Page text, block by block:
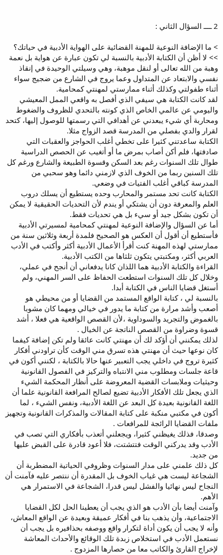
2 ــــ السؤال الثاني :
> ما الإضافة النوعية للمهنة القضائية على الهواية الأدبية في حياتك؟
>> لا أظن أن الكتابة الأدبية بالنسبة لي تكون عبارة عن هواية بل نعمة
وهبة من الله تعالى أو لنقل موهبة، وهي وسيلتي الوحيدة في إنقاذ
نفسي والابتعاد عن المتداول وعما يروج في الشارع من ضجيج سواء
أثناء طفولتي وكذلك أثناء ممارستي لمهنتي كمحامية.
لقد كانت الكتابة هي سيفي الذي أفصل به واقعي الممل المعيشي
واليومي عن عالمي الخاص الذي كونته بالتحدي للظروف والضغوط
ومحاربة أي شيء يبعدني عن أهدافي التي رسمتها للوصول إليها، كتحد
لقرار والدي بفصلي من المدرسة قصد الزواج مثلا.
الكتابة ساعدتني كثيرا على تخطي أغلب الحواجز والعقبات التي
صادفتها، فلم أكن أصاب بمرض ما أو أتغيب عن الحصص الدراسية
طوال تلك السنوات رغم بعد السكن وقسوة الطبيعة والشارع ورغم كل
تلك السنين ربما من الخوف الذي لازمني دائما وهو سحبي من
المدرسة كباقي أغلب الفتيات في وضعي.
الكتابة كانت تحد مستمر والمحارب وحده يستطيع أن يسلك دروب
العلم والمعرفة دون أن يشتكي أو يندم لأن التحديات الحقيقية لا يمكن
أن تكون بشكل جيد أو سيء بل هي تحديات فقط.
أما عن السؤال والإضافة النوعية لمهنتي كمحامية لمسيرتي الأدبية
فأستطيع أن أقول أن العكس هو الصحيح فلمدة أربعة وثلاثين سنة من
ممارستي لهذه المهنة كنت أقرأ الأعمال الأدبية أكثر وأكتب في الأدب
العربي أكثر، ومكتبتي يتكون ثلثاها من الكتب الأدبية.
القراءة والكتابة الأدبية هما اللذان كانا يدفعاني أن أنجح في عملي،
وخلال كل تلك السنوات استطعت الحفاظ على السر المهني، ولم
أستغل قضايا الناس في الكتابة أبدا.
بالنسبة لي ، كتابة الواقع المستمد من القضايا أو من محيطي هو
أصعب وأشد مرارة من كتابة ما يدور في خيالي ومهما كان مشوبا
بالغموض والتجريد والسوداوية ،لأن القصص الواقعية هي فعلا ، أشد
قسوة وضراوة من القصص الناتجة عن الخيال .
لذلك يمكنني أن أؤكد لك أن مهنتي كانت عائقا ولم تكن إضافة كيفما
كان نوعها حيث أن مهنتي هذه تسرق مني الوقت كأن تراودني أفكار
كثيرة تروج في داخلي يجب التعبير عنها حالا بالكتابة ، لكنني أكون في
قاعة جلسات ومطلوب مني الانتباه والتركيز في الفصول القانونية
وحيثيات وملابسات القضية المعروضة على أنظار المحكمة الشيء
الذي يجعل تلك الأفكار الأدبية تضيع لصالح المرافعة القانونية علما أن
اللغة القانونية بعيدة كل البعد عن اللغة الأدبية، ونفس الشيء ، لما
أكون في مكتبي منكبة على كتابة المقالات والمذكرات القانونية وتجهيز
ملفات القضايا الرائجة للمرافعات .
وصدقا، فذلك يغيظني كثيرا، ويجعلني أتعذب بأفكاري التي تصب في
الأدب وقد يدركني الوقت فتتشتت، فلا أعود قادرة على القبض عليها
من جديد.
كل ذلك علمني على مدار السنوات وظروفي الحياتية المضطربة أن
الشجاعة ليست هي غياب الخوف بل المقدرة أن ننتصر عليه فآمنت أن
النجاح ليس نهائيا والفشل ليس قدرا، الشجاعة في الاستمرار هي
الأهم.
وآمنت أيضا بأن الأدب هو الذي يجب أن يعطينا الحل لكل القضايا
الاجتماعية، وأن يذهب بنا في أفكار عميقة وبعيدة عن الواقع المعاش،
وأنه لا يجب أن يكون أداة لتكرار واقع ووصفه بحذافيره بل يجب أن
نستعمل الأدب في استخلاص زبدة تلك الوقائع والأحداث المعاشة
لإخراج القارئ والكاتب معا من حصارها المزدوج .